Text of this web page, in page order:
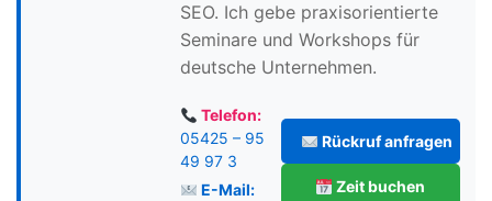
SEO. Ich gebe praxisorientierte
Seminare und Workshops für
deutsche Unternehmen.
Telefon:
05425 – 95
49 97 3
E-Mail:
Rückruf anfragen
Zeit buchen